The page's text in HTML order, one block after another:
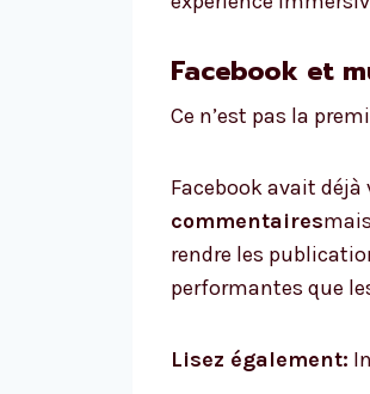
Facebook et
Ce n’est pas la
Facebook avait déjà
commentaires
rendre les
performantes que
Lisez également: